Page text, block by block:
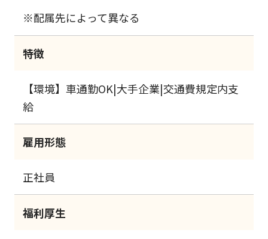
※配属先によって異なる
特徴
【環境】車通勤OK|大手企業|交通費規定内支
給
雇用形態
正社員
福利厚生